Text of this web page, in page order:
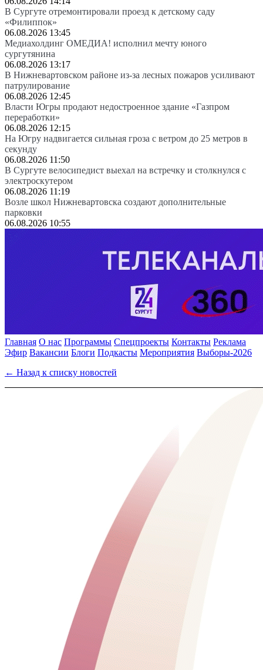
В Сургуте отремонтировали проезд к детскому саду
«Филиппок»
06.08.2026 13:45
Медиахолдинг ОМЕДИА! исполнил мечту юного
сургутянина
06.08.2026 13:17
В Нижневартовском районе из-за лесных пожаров усиливают
патрулирование
06.08.2026 12:45
Власти Югры продают недостроенное здание «Газпром
переработки»
06.08.2026 12:15
На Югру надвигается сильная гроза с ветром до 25 метров в
секунду
06.08.2026 11:50
В Сургуте велосипедист выехал на встречку и столкнулся с
электроскутером
06.08.2026 11:19
Возле школ Нижневартовска создают дополнительные
парковки
06.08.2026 10:55
Главная О нас Программы Спецпроекты Контакты Реклама
Эфир Вакансии Блоги Подкасты Мероприятия Выборы-2026
← Назад к списку новостей